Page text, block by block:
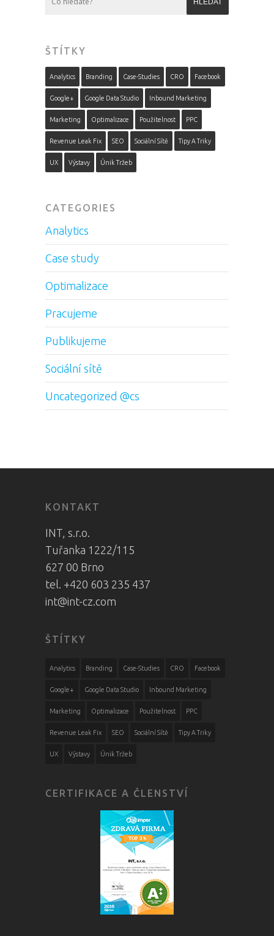
ŠTÍTKY
Analytics Branding Case-Studies CRO Facebook
Google+ Google Data Studio Inbound Marketing
Marketing Optimalizace Použitelnost PPC
Revenue Leak Fix SEO Sociální Sítě Tipy A Triky
UX Výstavy Únik Tržeb
CATEGORIES
Analytics
Case study
Optimalizace
Pracujeme
Publikujeme
Sociální sítě
Uncategorized @cs
KONTAKT
INT, s.r.o.
Tuřanka 1222/115
627 00 Brno
tel. +420 603 235 437
int@int-cz.com
ŠTÍTKY
Analytics Branding Case-Studies CRO Facebook
Google+ Google Data Studio Inbound Marketing
Marketing Optimalizace Použitelnost PPC
Revenue Leak Fix SEO Sociální Sítě Tipy A Triky
UX Výstavy Únik Tržeb
CERTIFIKACE A ČLENSTVÍ